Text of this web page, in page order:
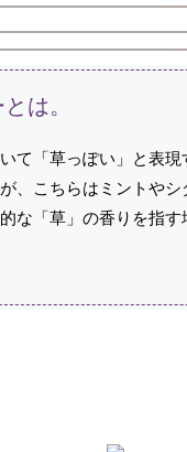
は。
て「草っぽい」と表
、こちらはミントや
な「草」の香りを指